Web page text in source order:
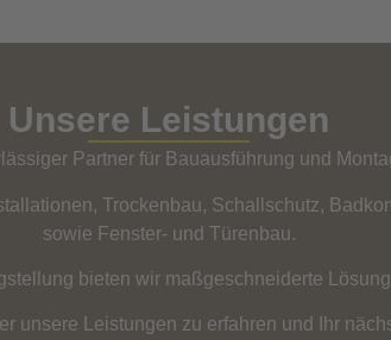
Unsere Leistungen
Partner für Bauausführung und
Trockenbau, Schallschutz,
sowie Fenster- und Türenbau.
bieten wir maßgeschneiderte
unsere Leistungen zu erfahren und Ihr